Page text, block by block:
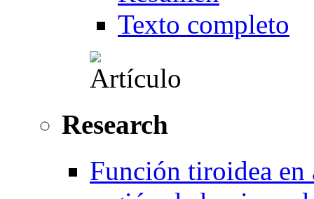
Texto completo
Research
Función tiroidea en